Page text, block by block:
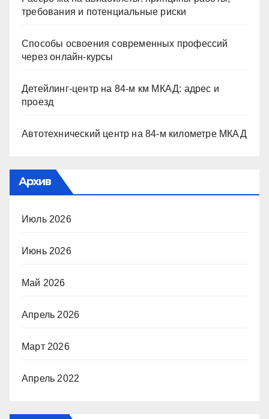
требования и потенциальные риски
Способы освоения современных профессий
через онлайн-курсы
Детейлинг-центр на 84-м км МКАД: адрес и
проезд
Автотехнический центр на 84-м километре МКАД
Архив
Июль 2026
Июнь 2026
Май 2026
Апрель 2026
Март 2026
Апрель 2022